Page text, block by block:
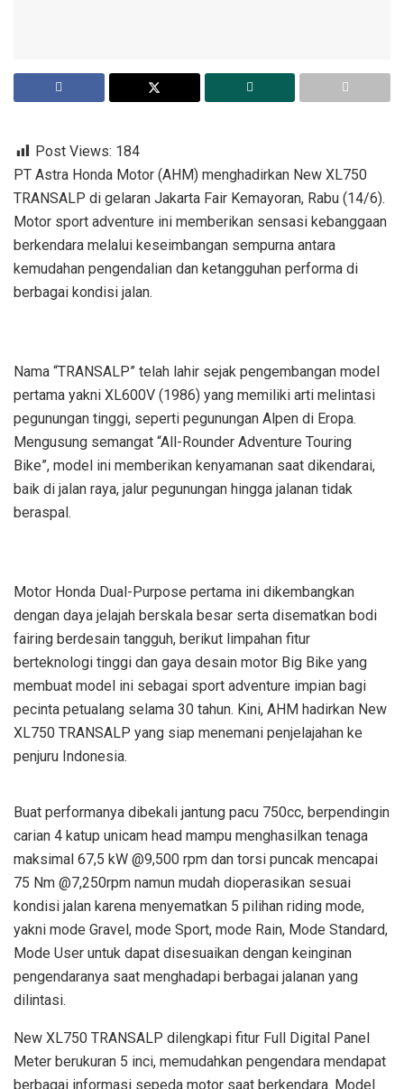
Post Views: 184
PT Astra Honda Motor (AHM) menghadirkan New XL750
TRANSALP di gelaran Jakarta Fair Kemayoran, Rabu (14/6).
Motor sport adventure ini memberikan sensasi kebanggaan
berkendara melalui keseimbangan sempurna antara
kemudahan pengendalian dan ketangguhan performa di
berbagai kondisi jalan.
Nama “TRANSALP” telah lahir sejak pengembangan model
pertama yakni XL600V (1986) yang memiliki arti melintasi
pegunungan tinggi, seperti pegunungan Alpen di Eropa.
Mengusung semangat “All-Rounder Adventure Touring
Bike”, model ini memberikan kenyamanan saat dikendarai,
baik di jalan raya, jalur pegunungan hingga jalanan tidak
beraspal.
Motor Honda Dual-Purpose pertama ini dikembangkan
dengan daya jelajah berskala besar serta disematkan bodi
fairing berdesain tangguh, berikut limpahan fitur
berteknologi tinggi dan gaya desain motor Big Bike yang
membuat model ini sebagai sport adventure impian bagi
pecinta petualang selama 30 tahun. Kini, AHM hadirkan New
XL750 TRANSALP yang siap menemani penjelajahan ke
penjuru Indonesia.
Buat performanya dibekali jantung pacu 750cc, berpendingin
carian 4 katup unicam head mampu menghasilkan tenaga
maksimal 67,5 kW @9,500 rpm dan torsi puncak mencapai
75 Nm @7,250rpm namun mudah dioperasikan sesuai
kondisi jalan karena menyematkan 5 pilihan riding mode,
yakni mode Gravel, mode Sport, mode Rain, Mode Standard,
Mode User untuk dapat disesuaikan dengan keinginan
pengendaranya saat menghadapi berbagai jalanan yang
dilintasi.
New XL750 TRANSALP dilengkapi fitur Full Digital Panel
Meter berukuran 5 inci, memudahkan pengendara mendapat
berbagai informasi sepeda motor saat berkendara. Model